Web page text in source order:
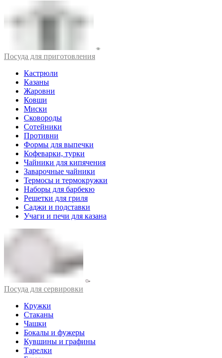
Посуда для приготовления
Кастрюли
Казаны
Жаровни
Ковши
Миски
Сковороды
Сотейники
Противни
Формы для выпечки
Кофеварки, турки
Чайники для кипячения
Заварочные чайники
Термосы и термокружки
Наборы для барбекю
Решетки для гриля
Саджи и подставки
Учаги и печи для казана
Посуда для сервировки
Кружки
Стаканы
Чашки
Бокалы и фужеры
Кувшины и графины
Тарелки